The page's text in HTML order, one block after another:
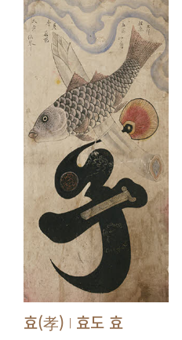
효(孝) | 효도 효